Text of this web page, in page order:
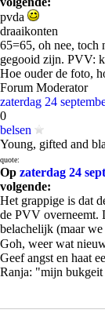
pvda
draaikonten
65=65, oh nee, toch
gegooid zijn. PVV:
Hoe ouder de foto,
Forum Moderator
zaterdag 24
0
belsen
Young, gifted and
quote:
Op zaterdag 24
volgende:
Het grappige is dat
de PVV overneemt.
belachelijk (maar
Goh, weer wat
Geef angst en haat
Ranja: "mijn